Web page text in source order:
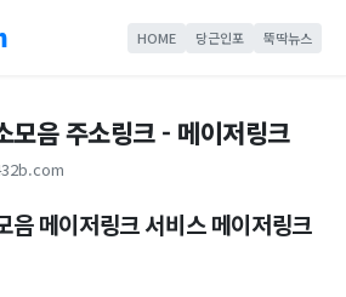
HOME 당근인포 뚝딱뉴스
모음 주소링크 - 메이저링크
음 메이저링크 서비스 메이저링크